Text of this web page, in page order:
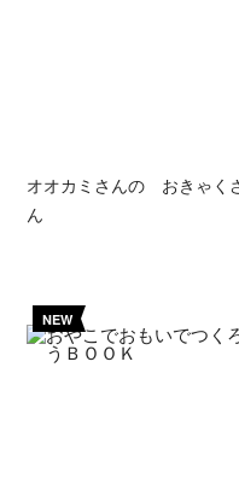
オオカミさんの おきゃく
ん
NEW